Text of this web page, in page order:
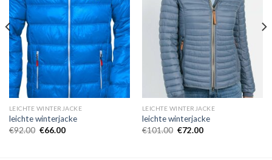
LEICHTE WINTERJACKE
leichte winterjacke
€92.00 €66.00
LEICHTE WINTERJACKE
leichte winterjacke
€101.00 €72.00